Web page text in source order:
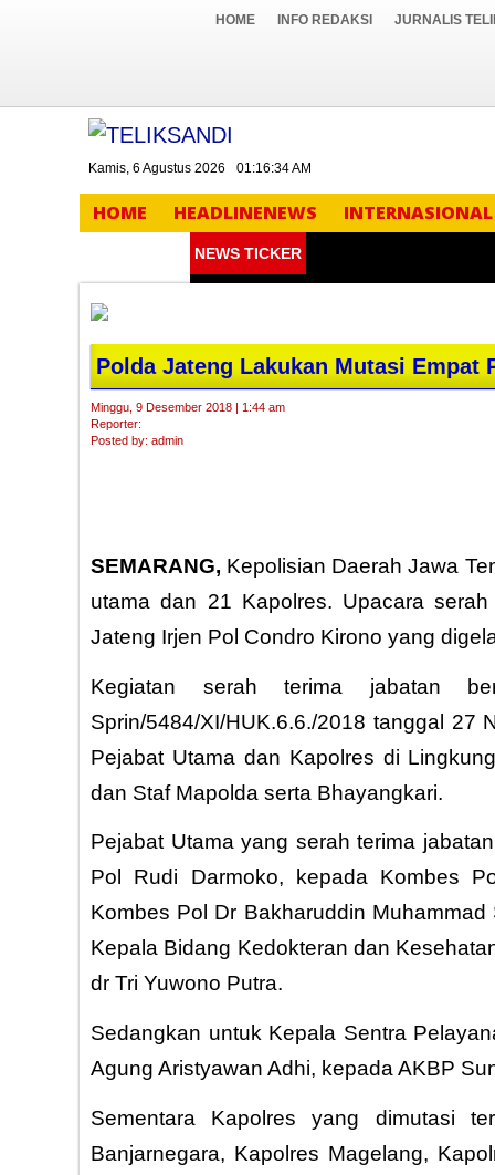
HOME INFO REDAKSI JURNALIS
Kamis, 6 Agustus 2026 01:16:35 AM
HOME HEADLINENEWS INTERNASIONAL
NEWS TICKER
Polda Jateng Lakukan Mutasi Empat
Minggu, 9 Desember 2018 | 1:44 am
Reporter:
Posted by: admin
SEMARANG, Kepolisian Daerah Jawa
utama dan 21 Kapolres. Upacara
Jateng Irjen Pol Condro Kirono yang
Kegiatan serah terima jabatan
Sprin/5484/XI/HUK.6.6./2018 tanggal 27
Pejabat Utama dan Kapolres di
dan Staf Mapolda serta Bhayangkari.
Pejabat Utama yang serah terima
Pol Rudi Darmoko, kepada Kombes
Kombes Pol Dr Bakharuddin
Kepala Bidang Kedokteran dan
dr Tri Yuwono Putra.
Sedangkan untuk Kepala Sentra
Agung Aristyawan Adhi, kepada AKBP
Sementara Kapolres yang dimutasi
Banjarnegara, Kapolres Magelang,